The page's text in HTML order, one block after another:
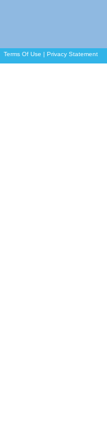
Terms Of Use | Privacy Statement